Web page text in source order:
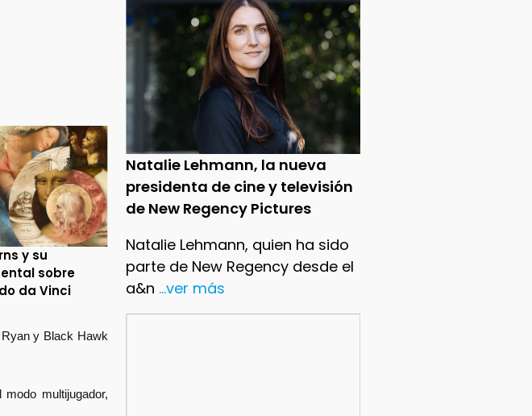
Natalie Lehmann, la nueva
presidenta de cine y televisión
de New Regency Pictures
Natalie Lehmann, quien ha sido
parte de New Regency desde el
a&n ...ver más
y su
sobre
da Vinci
y Black Hawk
multijugador,